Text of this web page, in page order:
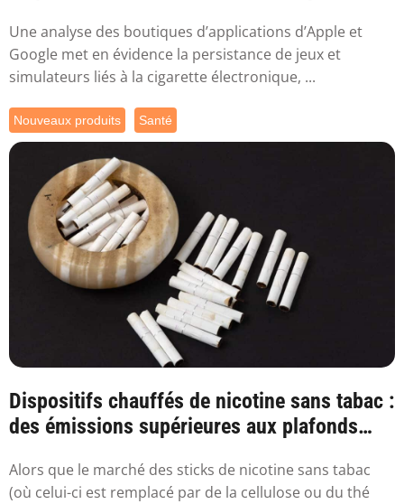
Une analyse des boutiques d’applications d’Apple et
Google met en évidence la persistance de jeux et
simulateurs liés à la cigarette électronique, ...
Nouveaux produits Santé
Dispositifs chauffés de nicotine sans tabac :
des émissions supérieures aux plafonds
Alors que le marché des sticks de nicotine sans tabac
(où celui-ci est remplacé par de la cellulose ou du thé